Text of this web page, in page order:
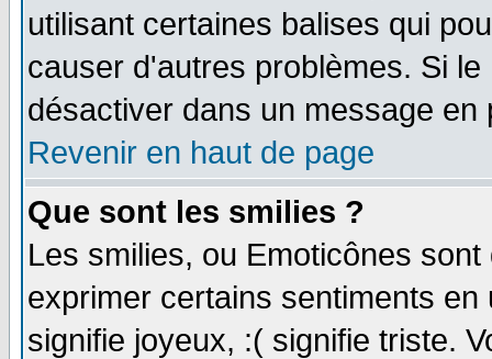
utilisant certaines balises qui
causer d'autres problèmes. Si
désactiver dans un message
Revenir en haut de page
Que sont les smilies ?
Les smilies, ou Emoticônes
exprimer certains sentiments
signifie joyeux, :( signifie triste.